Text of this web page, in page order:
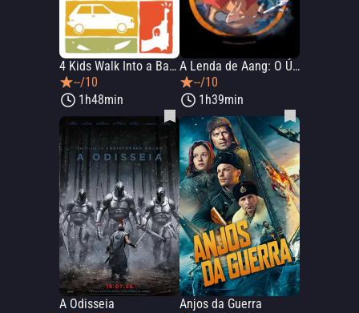
4 Kids Walk Into a Bank
--/10
1h48min
A Lenda de Aang: O Último Dobrador de Ar
--/10
1h39min
A Odisseia
Anjos da Guerra